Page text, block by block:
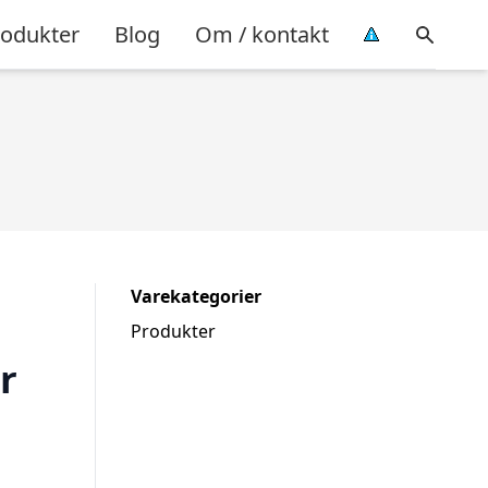
Blog Om / kontakt
Varekategorier
Produkter